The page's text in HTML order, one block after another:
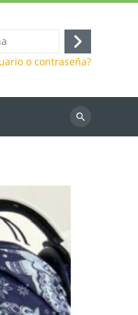
Acceder
o contraseña?
Buscar